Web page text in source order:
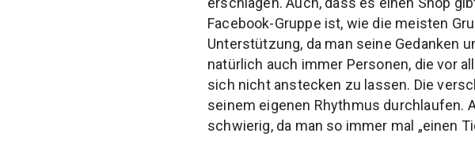
Facebook-Gruppe ist, wie die meisten
Unterstützung, da man seine Gedanken
natürlich auch immer Personen, die vor
sich nicht anstecken zu lassen. Die
seinem eigenen Rhythmus durchlaufen.
schwierig, da man so immer mal „einen